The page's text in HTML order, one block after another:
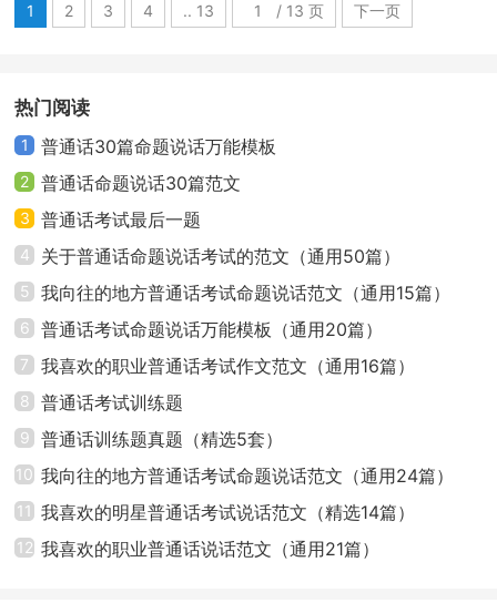
1 2 3 4 .. 13 / 13 页 下一页
热门阅读
1 普通话30篇命题说话万能模板
2 普通话命题说话30篇范文
3 普通话考试最后一题
4 关于普通话命题说话考试的范文（通用50篇）
5 我向往的地方普通话考试命题说话范文（通用15篇）
6 普通话考试命题说话万能模板（通用20篇）
7 我喜欢的职业普通话考试作文范文（通用16篇）
8 普通话考试训练题
9 普通话训练题真题（精选5套）
10 我向往的地方普通话考试命题说话范文（通用24篇）
11 我喜欢的明星普通话考试说话范文（精选14篇）
12 我喜欢的职业普通话说话范文（通用21篇）